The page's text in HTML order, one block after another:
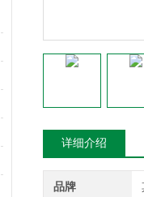
详细介绍
品牌